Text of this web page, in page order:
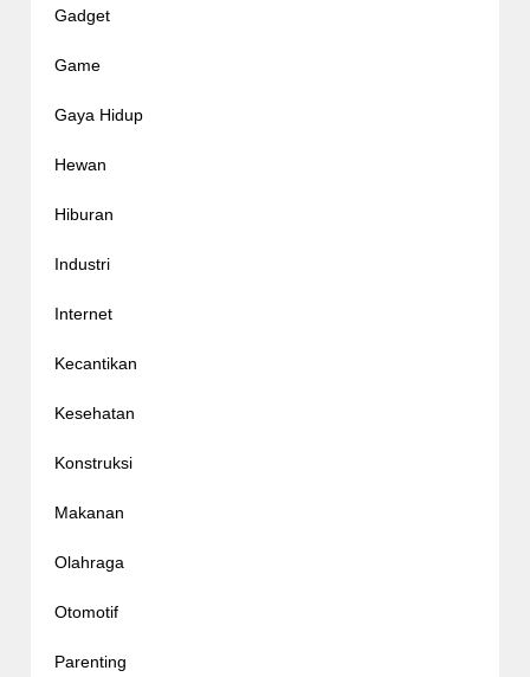
Gadget
Game
Gaya Hidup
Hewan
Hiburan
Industri
Internet
Kecantikan
Kesehatan
Konstruksi
Makanan
Olahraga
Otomotif
Parenting